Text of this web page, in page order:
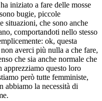
iniziato a fare delle mosse
bugie, piccole
situazioni, che sono anche
comportandoti nello stesso
ok, questa
averci più nulla a che fare,
che sia anche normale che
apprezziamo questo loro
però tutte femministe,
abbiamo la necessità di